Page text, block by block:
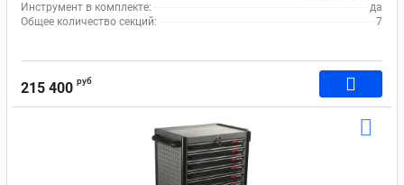
Инструмент в комплекте:
да
Общее количество секций:
7
215 400 руб